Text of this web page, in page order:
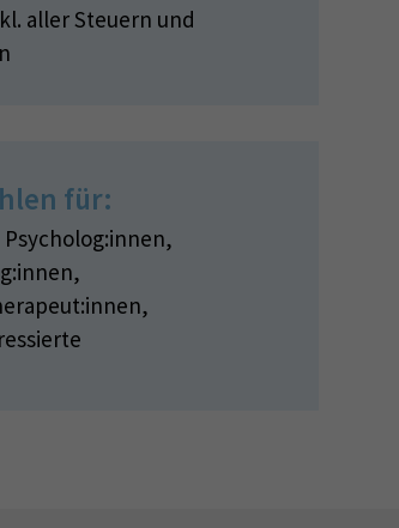
aller Steuern und
für:
Psycholog:innen,